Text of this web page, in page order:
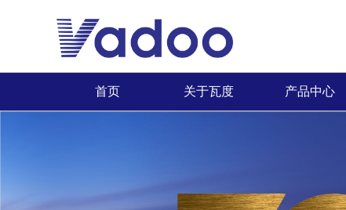
首页 关于瓦度 产品中心